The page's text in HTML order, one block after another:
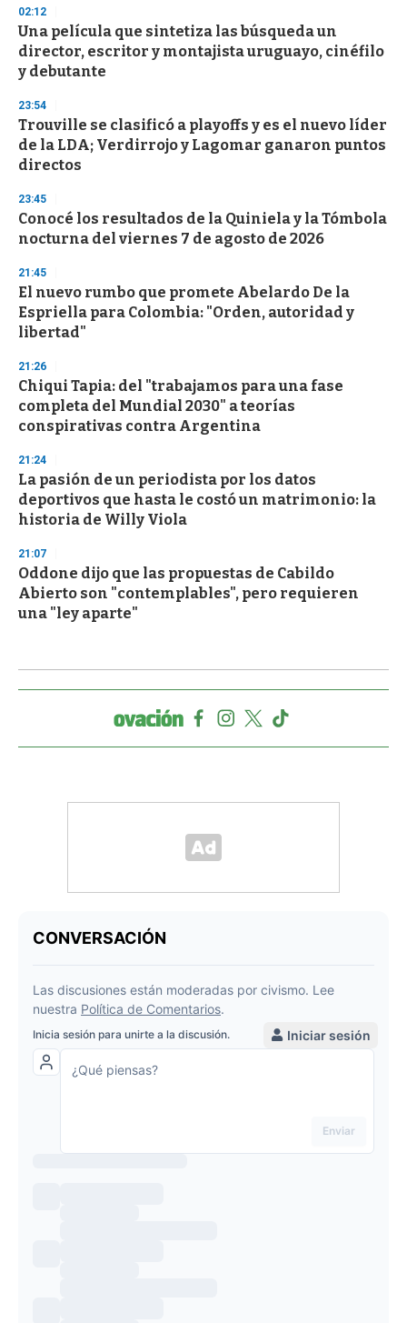
s
e
c
o
n
d
02:12
Una película que sintetiza las búsqueda un
director, escritor y montajista uruguayo, cinéfilo
y debutante
23:54
Trouville se clasificó a playoffs y es el nuevo líder
de la LDA; Verdirrojo y Lagomar ganaron puntos
directos
23:45
Conocé los resultados de la Quiniela y la Tómbola
nocturna del viernes 7 de agosto de 2026
21:45
El nuevo rumbo que promete Abelardo De la
Espriella para Colombia: "Orden, autoridad y
libertad"
21:26
Chiqui Tapia: del "trabajamos para una fase
completa del Mundial 2030" a teorías
conspirativas contra Argentina
21:24
La pasión de un periodista por los datos
deportivos que hasta le costó un matrimonio: la
historia de Willy Viola
21:07
Oddone dijo que las propuestas de Cabildo
Abierto son "contemplables", pero requieren
una "ley aparte"